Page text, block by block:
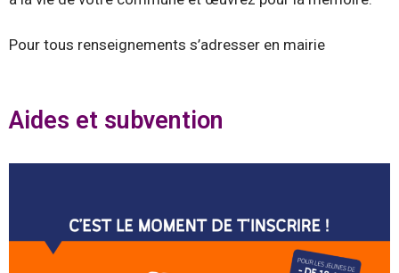
Pour tous renseignements s’adresser en mairie
Aides et subvention